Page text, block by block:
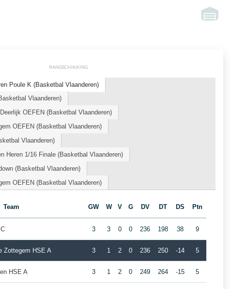
RANGSCHIKKING
Poule K (Basketbal Vlaanderen)
Vlaanderen)
OEFEN (Basketbal Vlaanderen)
OEFEN (Basketbal Vlaanderen)
Vlaanderen)
Heren 1/16 Finale (Basketbal Vlaanderen)
(Basketbal Vlaanderen)
OEFEN (Basketbal Vlaanderen)
Team GW W V G DV DT DS Ptn
3 3 0 0 236 198 38 9
Zottegem HSE A 3 1 2 0 236 250 -14 5
HSE A 3 1 2 0 249 264 -15 5